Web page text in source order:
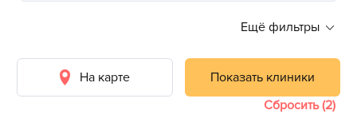
Ещё фильтры
На карте
Показать клиники
Сбросить (2)